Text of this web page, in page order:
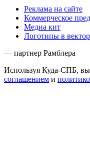
Реклама на сайте
Коммерческое
Медиа кит
Логотипы в
— партнер Рамблера
Используя Куда-СПБ, вы
соглашением и